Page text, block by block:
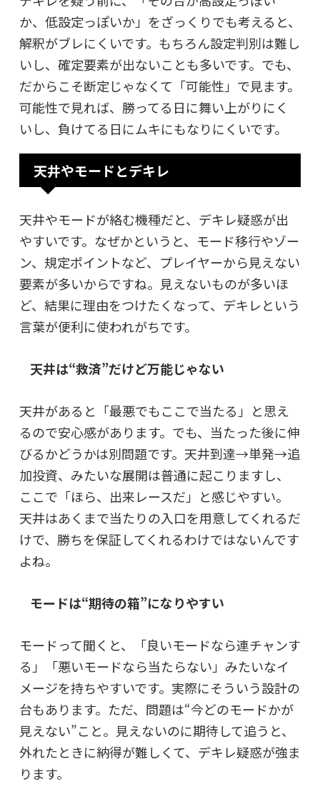
か、低設定っぽいか」をざっくりでも考えると、
解釈がブレにくいです。もちろん設定判別は難し
いし、確定要素が出ないことも多いです。でも、
だからこそ断定じゃなくて「可能性」で見ます。
可能性で見れば、勝ってる日に舞い上がりにく
いし、負けてる日にムキにもなりにくいです。
天井やモードとデキレ
天井やモードが絡む機種だと、デキレ疑惑が出
やすいです。なぜかというと、モード移行やゾー
ン、規定ポイントなど、プレイヤーから見えない
要素が多いからですね。見えないものが多いほ
ど、結果に理由をつけたくなって、デキレという
言葉が便利に使われがちです。
天井は“救済”だけど万能じゃない
天井があると「最悪でもここで当たる」と思え
るので安心感があります。でも、当たった後に伸
びるかどうかは別問題です。天井到達→単発→追
加投資、みたいな展開は普通に起こりますし、
ここで「ほら、出来レースだ」と感じやすい。
天井はあくまで当たりの入口を用意してくれるだ
けで、勝ちを保証してくれるわけではないんです
よね。
モードは“期待の箱”になりやすい
モードって聞くと、「良いモードなら連チャンす
る」「悪いモードなら当たらない」みたいなイ
メージを持ちやすいです。実際にそういう設計の
台もあります。ただ、問題は“今どのモードかが
見えない”こと。見えないのに期待して追うと、
外れたときに納得が難しくて、デキレ疑惑が強ま
ります。